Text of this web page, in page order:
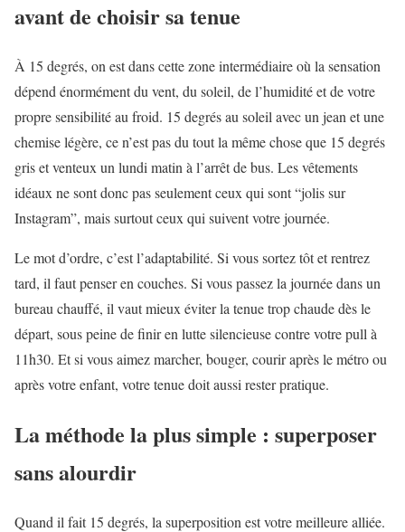
avant de choisir sa tenue
À 15 degrés, on est dans cette zone intermédiaire où la sensation
dépend énormément du vent, du soleil, de l’humidité et de votre
propre sensibilité au froid. 15 degrés au soleil avec un jean et une
chemise légère, ce n’est pas du tout la même chose que 15 degrés
gris et venteux un lundi matin à l’arrêt de bus. Les vêtements
idéaux ne sont donc pas seulement ceux qui sont “jolis sur
Instagram”, mais surtout ceux qui suivent votre journée.
Le mot d’ordre, c’est l’adaptabilité. Si vous sortez tôt et rentrez
tard, il faut penser en couches. Si vous passez la journée dans un
bureau chauffé, il vaut mieux éviter la tenue trop chaude dès le
départ, sous peine de finir en lutte silencieuse contre votre pull à
11h30. Et si vous aimez marcher, bouger, courir après le métro ou
après votre enfant, votre tenue doit aussi rester pratique.
La méthode la plus simple : superposer
sans alourdir
Quand il fait 15 degrés, la superposition est votre meilleure alliée.